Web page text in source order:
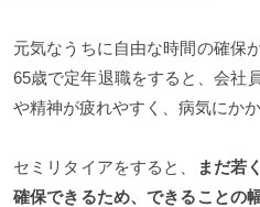
元気なうちに自由な時間の確保
65歳で定年退職をすると、会社
や精神が疲れやすく、病気にか
セミリタイアをすると、
まだ若
確保できるため、できることの